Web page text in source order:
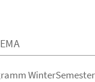
WinterSemester